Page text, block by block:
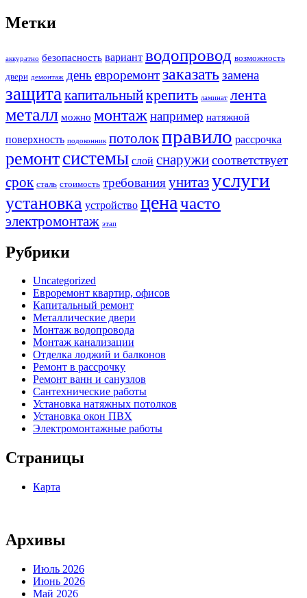
Метки
аккуратно безопасность вариант водопровод возможность
двери демонтаж день евроремонтзаказать замена
защита капитальныйкрепить ламинат лента
металл можно монтаж например натяжной
поверхность подоконник потолокправило рассрочка
ремонтсистемы слой снаружисоответствует
срок сталь стоимость требованияунитазуслуги
установка устройство ценачасто
электромонтаж этап
Рубрики
Uncategorized
Евроремонт квартир, офисов
Капитальный ремонт
Металлические двери
Монтаж водопровода
Монтаж канализации
Отделка лоджий и балконов
Ремонт в рассрочку
Ремонт ванн и санузлов
Сантехнические работы
Установка натяжных потолков
Установка окон ПВХ
Электромонтажные работы
Страницы
Карта
Архивы
Июль 2026
Июнь 2026
Май 2026